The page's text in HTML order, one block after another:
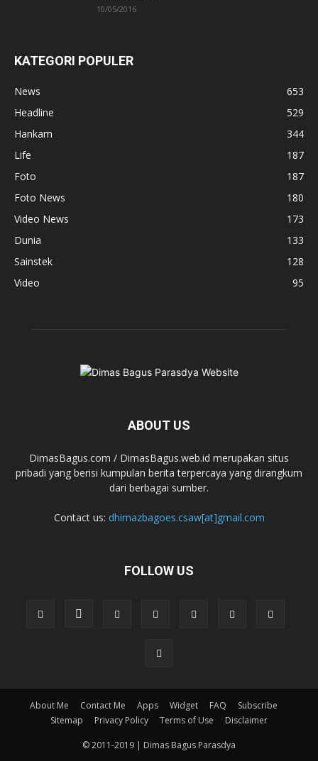
10/05/2016
KATEGORI POPULER
News
653
Headline
529
Hankam
344
Life
187
Foto
187
Foto News
180
Video News
173
Dunia
133
Sainstek
128
Video
95
ABOUT US
DimasBagus.com / DimasBagus.web.id merupakan situs
pribadi yang berisi kumpulan berita terpercaya yang dirangkum
dari berbagai sumber.
Contact us: dhimazbagoes.csaw[at]gmail.com
FOLLOW US
About Me Contact Me Apps Widget FAQ
Subscribe
Sitemap
Privacy Policy Terms of Use Disclaimer
© 2011-2019 | Dimas Bagus Parasdya